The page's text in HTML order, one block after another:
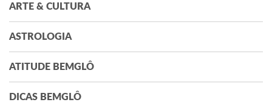
ARTE & CULTURA
ASTROLOGIA
ATITUDE BEMGLÔ
DICAS BEMGLÔ